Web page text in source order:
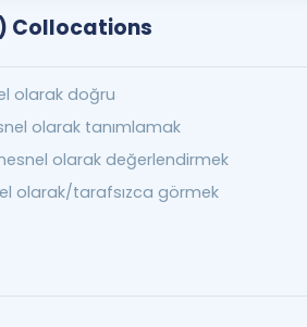
Collocations
olarak doğru
olarak tanımlamak
olarak değerlendirmek
olarak/tarafsızca görmek